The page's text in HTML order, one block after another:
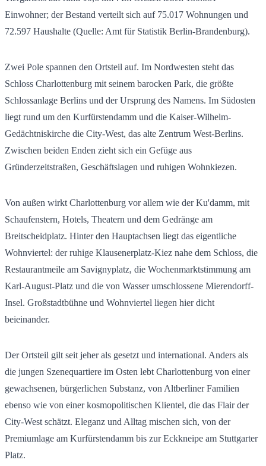
Einwohner; der Bestand verteilt sich auf 75.017 Wohnungen und
72.597 Haushalte (Quelle: Amt für Statistik Berlin-Brandenburg).
Zwei Pole spannen den Ortsteil auf. Im Nordwesten steht das
Schloss Charlottenburg mit seinem barocken Park, die größte
Schlossanlage Berlins und der Ursprung des Namens. Im Südosten
liegt rund um den Kurfürstendamm und die Kaiser-Wilhelm-
Gedächtniskirche die City-West, das alte Zentrum West-Berlins.
Zwischen beiden Enden zieht sich ein Gefüge aus
Gründerzeitstraßen, Geschäftslagen und ruhigen Wohnkiezen.
Von außen wirkt Charlottenburg vor allem wie der Ku'damm, mit
Schaufenstern, Hotels, Theatern und dem Gedränge am
Breitscheidplatz. Hinter den Hauptachsen liegt das eigentliche
Wohnviertel: der ruhige Klausenerplatz-Kiez nahe dem Schloss, die
Restaurantmeile am Savignyplatz, die Wochenmarktstimmung am
Karl-August-Platz und die von Wasser umschlossene Mierendorff-
Insel. Großstadtbühne und Wohnviertel liegen hier dicht
beieinander.
Der Ortsteil gilt seit jeher als gesetzt und international. Anders als
die jungen Szenequartiere im Osten lebt Charlottenburg von einer
gewachsenen, bürgerlichen Substanz, von Altberliner Familien
ebenso wie von einer kosmopolitischen Klientel, die das Flair der
City-West schätzt. Eleganz und Alltag mischen sich, von der
Premiumlage am Kurfürstendamm bis zur Eckkneipe am Stuttgarter
Platz.